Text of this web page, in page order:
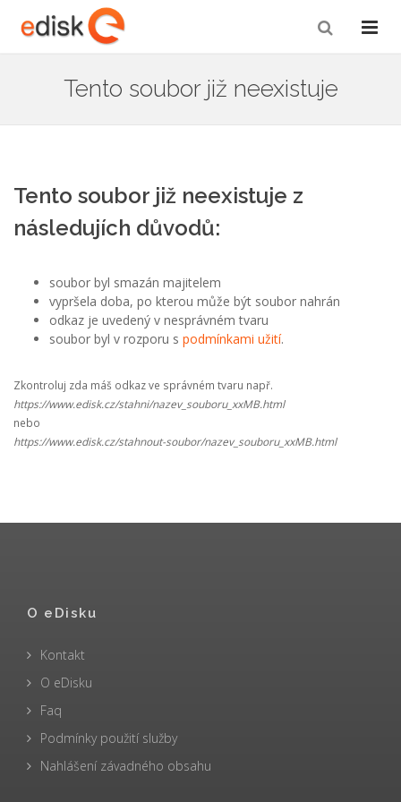
Tento soubor již neexistuje
Tento soubor již neexistuje z
následujích důvodů:
soubor byl smazán majitelem
vypršela doba, po kterou může být soubor nahrán
odkaz je uvedený v nesprávném tvaru
soubor byl v rozporu s podmínkami užití.
Zkontroluj zda máš odkaz ve správném tvaru např.
https://www.edisk.cz/stahni/nazev_souboru_xxMB.html
nebo
https://www.edisk.cz/stahnout-soubor/nazev_souboru_xxMB.html
O eDisku
Kontakt
O eDisku
Faq
Podmínky použití služby
Nahlášení závadného obsahu